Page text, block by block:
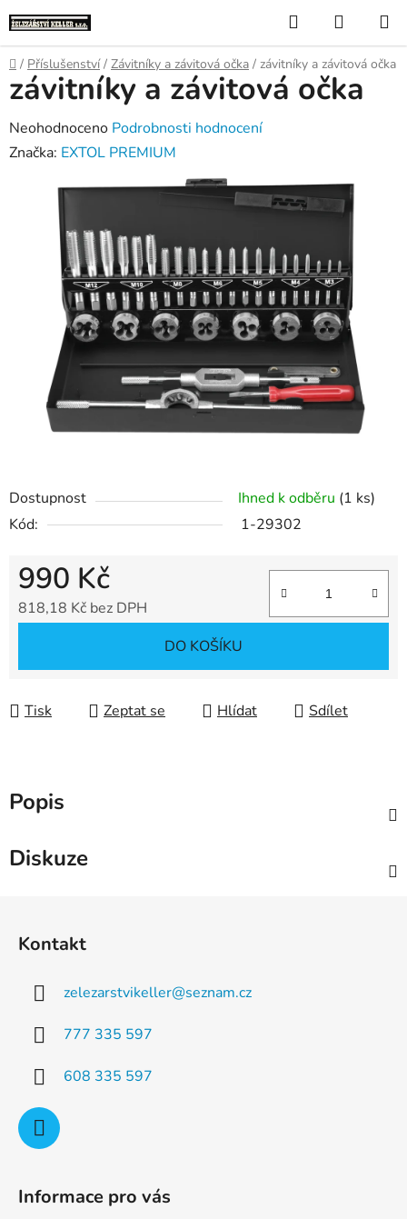
na
obsah
Hledat
KOŠÍK
Domů
/ Příslušenství / Závitníky a závitová očka / závitníky a závitová očka
Dostupnost Ihned k odběru (1 ks)
Kód:
1-29302
990 Kč
818,18 Kč bez DPH
DO KOŠÍKU
Tisk Zeptat se Hlídat Sdílet
závitníky a závitová očka
Průměrné
hodnocení
hvězdiček.
Neohodnoceno Podrobnosti hodnocení
Značka: EXTOL PREMIUM
Popis
Diskuze
Kontakt
zelezarstvikeller@seznam.cz
777 335 597
608 335 597
Informace pro vás